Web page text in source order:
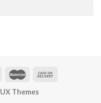
UX Themes